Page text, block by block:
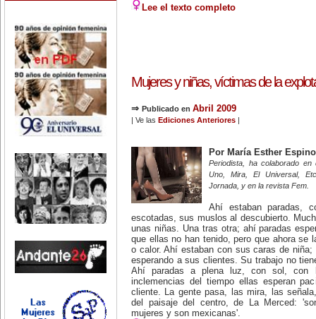
Lee el texto completo
Mujeres y niñas, víctimas de la
⇒ Publicado en Abril 2009
| Ve las Ediciones Anteriores |
Por María Esther
Periodista, ha colaborado
Uno, Mira, El Universal,
Jornada, y en la revista Fem.
Ahí estaban paradas,
escotadas, sus muslos al descubierto.
unas niñas. Una tras otra; ahí paradas
que ellas no han tenido, pero que ahora se
o calor. Ahí estaban con sus caras de
esperando a sus clientes. Su trabajo no
Ahí paradas a plena luz, con sol,
inclemencias del tiempo ellas esperan
cliente. La gente pasa, las mira, las
del paisaje del centro, de La Merced:
mujeres y son mexicanas'.